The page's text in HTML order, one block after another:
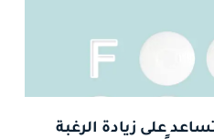
على زيادة الرغبة